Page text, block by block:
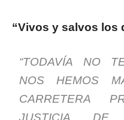
“Vivos y salvos los
“TODAVÍA NO
NOS HEMOS
CARRETERA
JUSTICIA DE